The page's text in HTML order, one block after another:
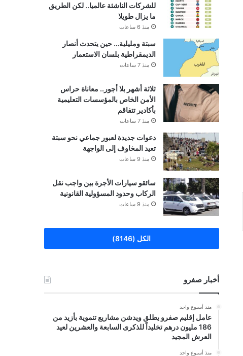
للشركات الناشئة عالميا.. لكن الطريق
ما يزال طويلا
منذ 6 ساعات
سبتة ومليلية… حين يتحدث أنصار
الديمقراطية بلسان الاستعمار
منذ 7 ساعات
ثلاثة أشهر بلا أجور.. معاناة حراس
الأمن الخاص بالمؤسسات التعليمية
بأكادير تتفاقم
منذ 7 ساعات
دعوات جديدة لعبور جماعي نحو سبتة
تعيد المخاوف إلى الواجهة
منذ 9 ساعات
سائقو سيارات الأجرة بين واجب نقل
الركاب وحدود المسؤولية القانونية
منذ 9 ساعات
الكل (8146)
أخبار صفرو
منذ أسبوع واحد
عامل إقليم صفرو يطلق ويدشن مشاريع تنموية بأزيد من
186 مليون درهم تخليداً للذكرى السابعة والعشرين لعيد
العرش المجيد
منذ أسبوع واحد